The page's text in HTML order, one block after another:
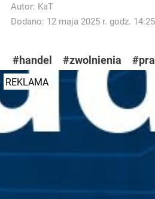
Autor: KaT
Dodano: 12 maja 2025 r. godz. 14:25
#handel #zwolnienia
REKLAMA